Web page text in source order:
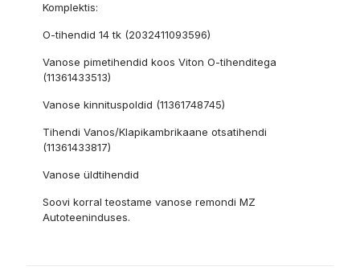
Komplektis:
O-tihendid 14 tk (2032411093596)
Vanose pimetihendid koos Viton O-tihenditega
(11361433513)
Vanose kinnituspoldid (11361748745)
Tihendi Vanos/Klapikambrikaane otsatihendi
(11361433817)
Vanose üldtihendid
Soovi korral teostame vanose remondi MZ
Autoteeninduses.